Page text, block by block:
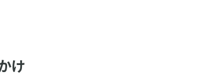
け